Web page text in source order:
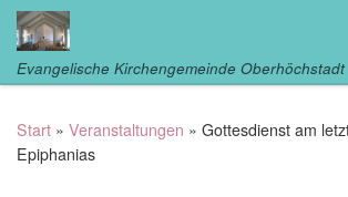
Zum Inhalt springen
Evangelische Kirchengemeinde Oberhöchstadt
Start » Veranstaltungen » Gottesdienst am
Epiphanias